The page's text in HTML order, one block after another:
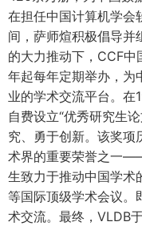
在担任中国计算机学会
间，萨师煊积极倡导并
的大力推动下，CCF
年起每年定期举办，为
业的学术交流平台。
自费设立“优秀研究生
究、勇于创新。该奖项
术界的重要荣誉之一
生致力于推动中国学术
等国际顶级学术会议。
术交流。最终，VLDB